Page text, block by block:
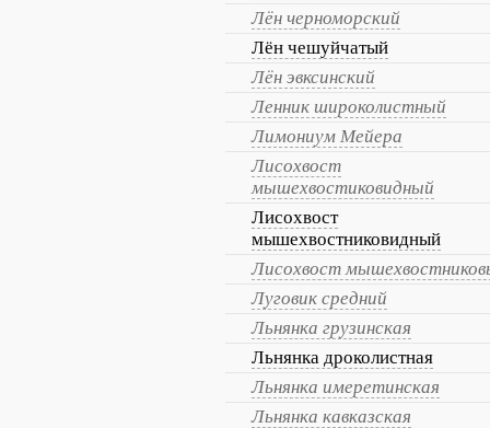
Лён черноморский
Лён чешуйчатый
Лён эвксинский
Ленник широколистный
Лимониум Мейера
Лисохвост
мышехвостиковидный
Лисохвост
мышехвостниковидный
Лисохвост
Луговик средний
Льнянка грузинская
Льнянка дроколистная
Льнянка имеретинская
Льнянка кавказская